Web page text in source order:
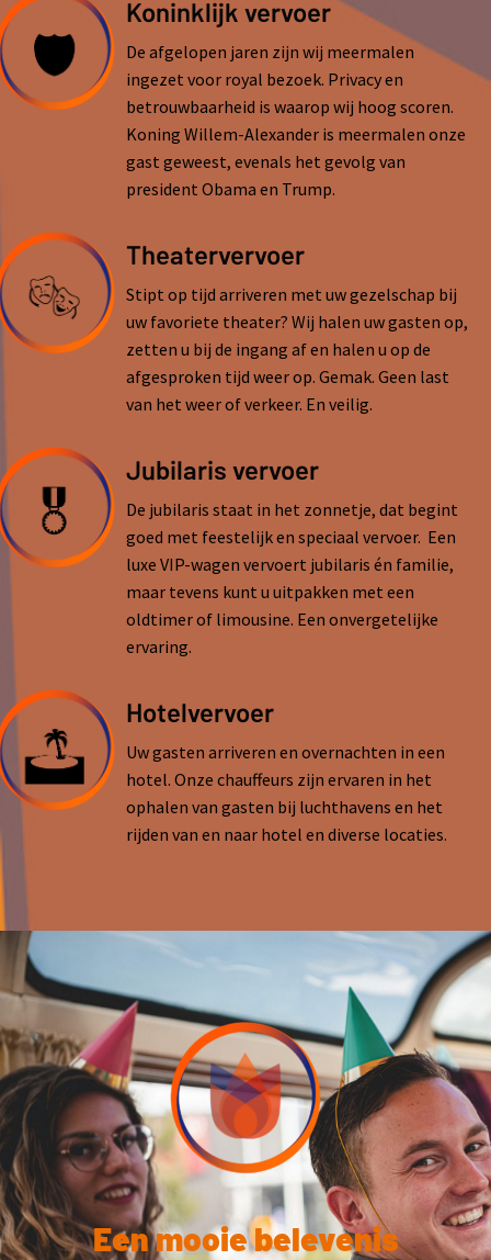
Koninklijk vervoer
De afgelopen jaren zijn wij meermalen
ingezet voor royal bezoek. Privacy en
betrouwbaarheid is waarop wij hoog scoren.
Koning Willem-Alexander is meermalen onze
gast geweest, evenals het gevolg van
president Obama en Trump.
Theatervervoer
Stipt op tijd arriveren met uw gezelschap bij
uw favoriete theater? Wij halen uw gasten op,
zetten u bij de ingang af en halen u op de
afgesproken tijd weer op. Gemak. Geen last
van het weer of verkeer. En veilig.
Jubilaris vervoer
De jubilaris staat in het zonnetje, dat begint
goed met feestelijk en speciaal vervoer. Een
luxe VIP-wagen vervoert jubilaris én familie,
maar tevens kunt u uitpakken met een
oldtimer of limousine. Een onvergetelijke
ervaring.
Hotelvervoer
Uw gasten arriveren en overnachten in een
hotel. Onze chauffeurs zijn ervaren in het
ophalen van gasten bij luchthavens en het
rijden van en naar hotel en diverse locaties.
Een mooie belevenis